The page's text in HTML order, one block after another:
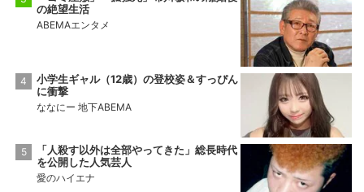
の絶望生活
ABEMAエンタメ
小学生ギャル（12歳）の登校姿＆すっぴん
に衝撃
ななにー 地下ABEMA
「人殺す以外は全部やってきた」総長時代
を公開した人気芸人
愛のハイエナ